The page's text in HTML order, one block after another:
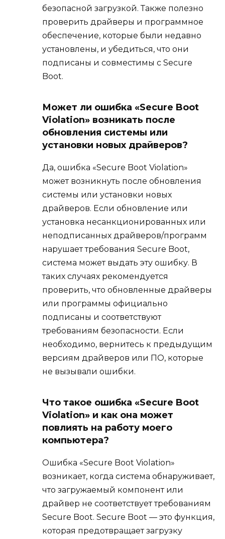
безопасной загрузкой. Также полезно
проверить драйверы и программное
обеспечение, которые были недавно
установлены, и убедиться, что они
подписаны и совместимы с Secure
Boot.
Может ли ошибка «Secure Boot
Violation» возникать после
обновления системы или
установки новых драйверов?
Да, ошибка «Secure Boot Violation»
может возникнуть после обновления
системы или установки новых
драйверов. Если обновление или
установка несанкционированных или
неподписанных драйверов/программ
нарушает требования Secure Boot,
система может выдать эту ошибку. В
таких случаях рекомендуется
проверить, что обновленные драйверы
или программы официально
подписаны и соответствуют
требованиям безопасности. Если
необходимо, вернитесь к предыдущим
версиям драйверов или ПО, которые
не вызывали ошибки.
Что такое ошибка «Secure Boot
Violation» и как она может
повлиять на работу моего
компьютера?
Ошибка «Secure Boot Violation»
возникает, когда система обнаруживает,
что загружаемый компонент или
драйвер не соответствует требованиям
Secure Boot. Secure Boot — это функция,
которая предотвращает загрузку